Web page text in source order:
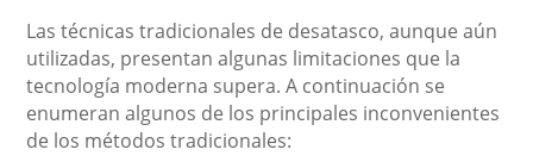
Las técnicas tradicionales de desatasco, aunque aún
utilizadas, presentan algunas limitaciones que la
tecnología moderna supera. A continuación se
enumeran algunos de los principales inconvenientes
de los métodos tradicionales: